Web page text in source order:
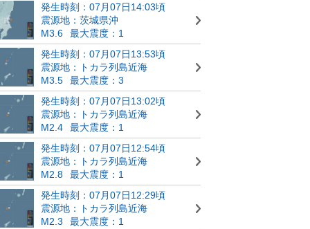
発生時刻：07月07日14:03頃
震源地：茨城県沖
M3.6
最大震度：1
発生時刻：07月07日13:53頃
震源地：トカラ列島近海
M3.5
最大震度：3
発生時刻：07月07日13:02頃
震源地：トカラ列島近海
M2.4
最大震度：1
発生時刻：07月07日12:54頃
震源地：トカラ列島近海
M2.8
最大震度：1
発生時刻：07月07日12:29頃
震源地：トカラ列島近海
M2.3
最大震度：1